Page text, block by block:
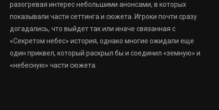
разогревая интерес небольшими анонсами, в которых
показывали части сеттинга и сюжета. Игроки почти сразу
догадались, что выйдет так или иначе связанная с
«Секретом небес» история, однако многие ожидали еще
один приквел, который раскрыл бы и соединил «земную» и
«небесную» части сюжета.